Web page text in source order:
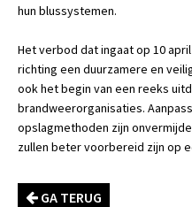
hun blussystemen.
Het verbod dat ingaat op 10
richting een duurzamere en
ook het begin van een reeks
brandweerorganisaties.
opslagmethoden zijn
zullen beter voorbereid zijn op
GA TERUG